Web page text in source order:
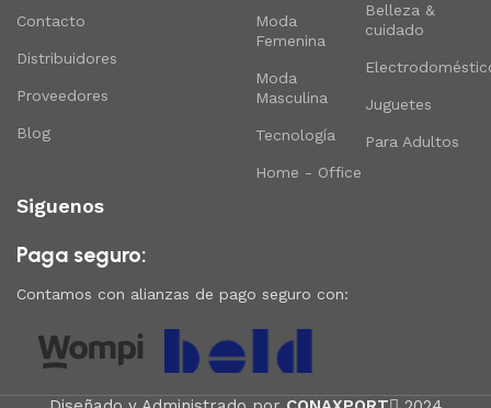
Contacto
Distribuidores
Proveedores
Blog
Moda
Femenina
Moda
Masculina
Tecnología
Home - Office
Belleza &
cuidado
Juguetes
Para Adultos
Siguenos
Paga seguro:
Contamos con alianzas de pago seguro con: